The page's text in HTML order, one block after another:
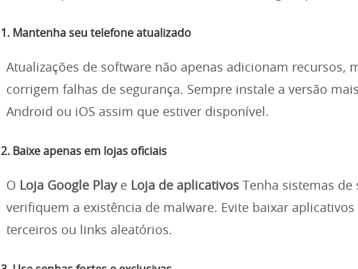
1. Mantenha seu telefone atualizado
Atualizações de software não apenas adicionam recursos,
corrigem falhas de segurança. Sempre instale a versão
Android ou iOS assim que estiver disponível.
2. Baixe apenas em lojas oficiais
O Loja Google Playe Loja de aplicativos Tenha sistemas de
verifiquem a existência de malware. Evite baixar aplicativos
terceiros ou links aleatórios.